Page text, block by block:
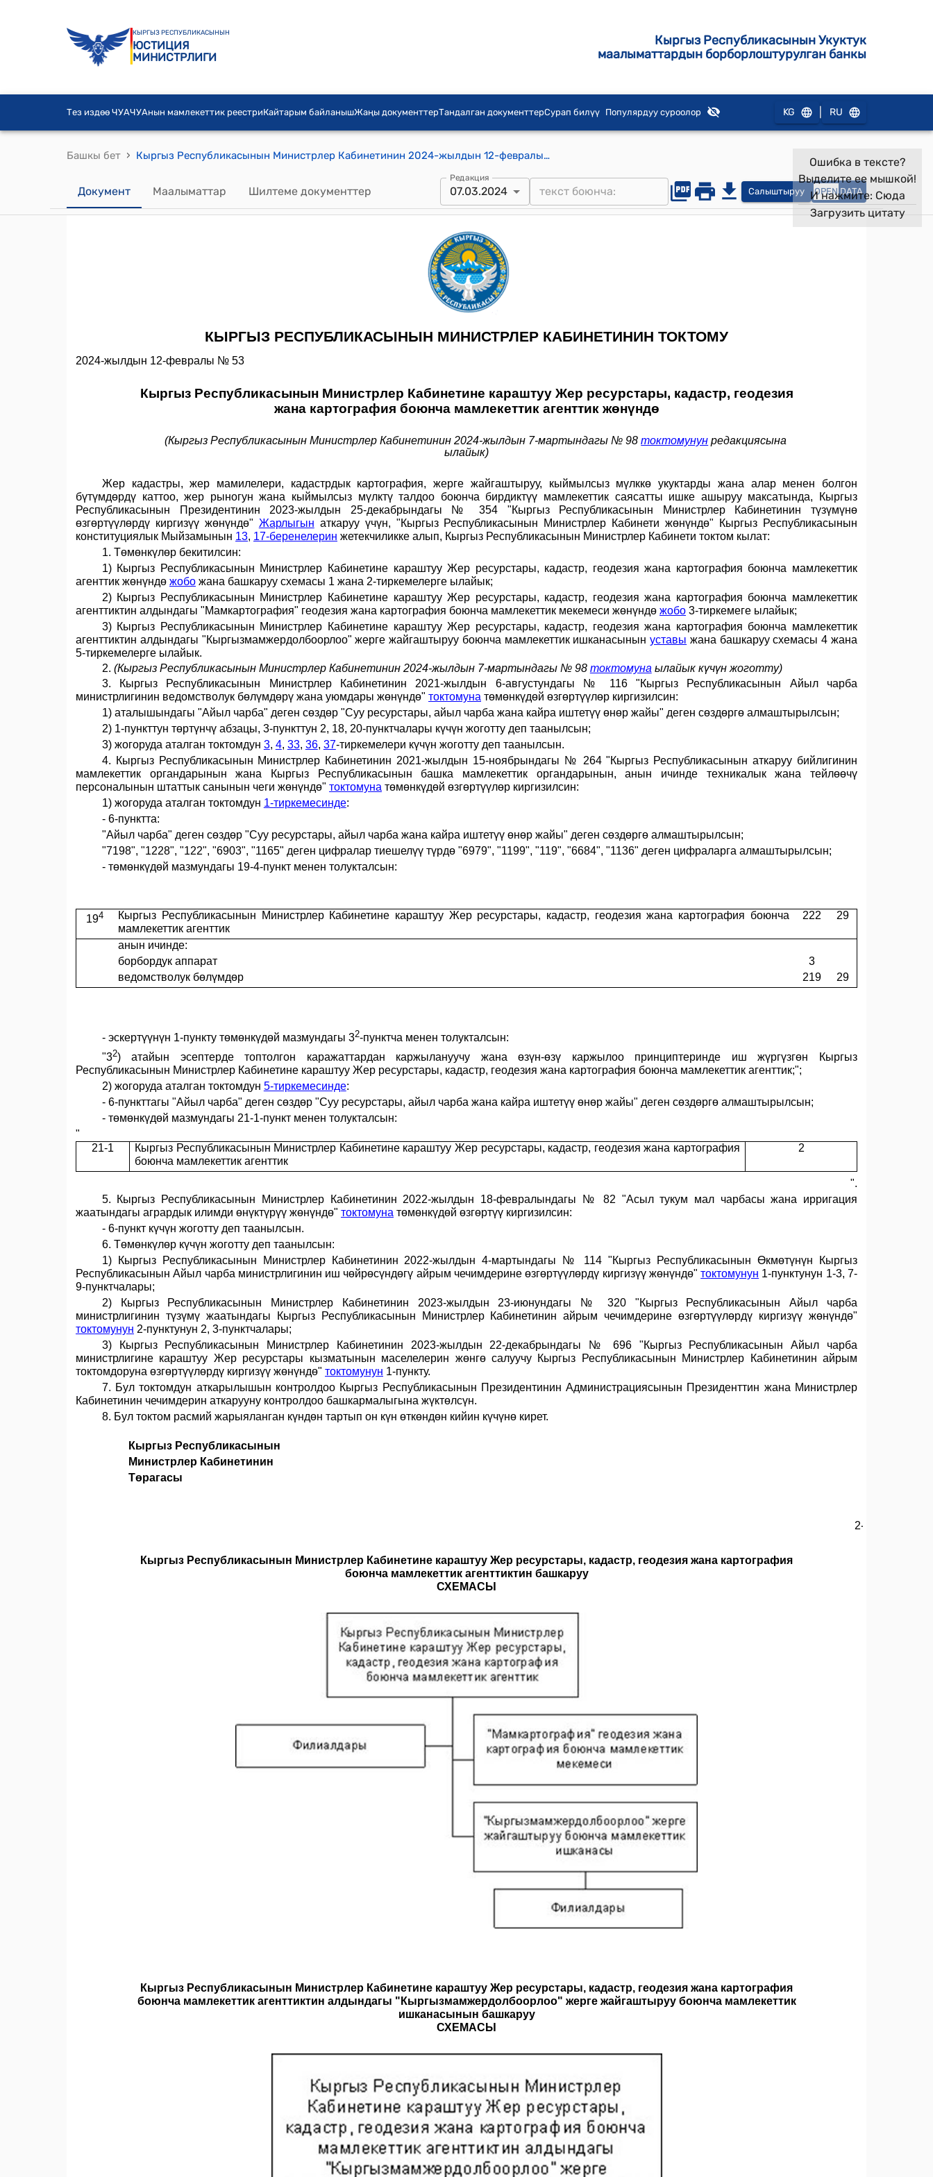
КЫРГЫЗ РЕСПУБЛИКАСЫНЫН
ЮСТИЦИЯ
МИНИСТРЛИГИ
Кыргыз Республикасынын Укуктук
маалыматтардын борборлоштурулган банкы
Тез издөө ЧУАЧУАнын мамлекеттик реестриКайтарым байланышЖаңы документтерТандалган документтерСурап билүү Популярдуу суроолор KG RU
Башкы бет › Кыргыз Республикасынын Министрлер Кабинетинин 2024-жылдын 12-февралындагы № 53 "Кыргыз Республикасынын Министрлер Кабинетине караштуу Жер ресурстары, кадастр, геодезия жана картография боюнча мамлекеттик агенттик жөнүндө" токтому
Документ Маалыматтар Шилтеме документтер
Редакция
07.03.2024 Салыштыруу OPEN DATA
Ошибка в тексте?
Выделите ее мышкой!
И нажмите: Сюда
Загрузить цитату